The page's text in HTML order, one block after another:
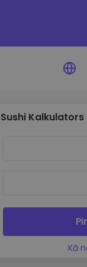
analīze
Sushi Kalkulators
Kā